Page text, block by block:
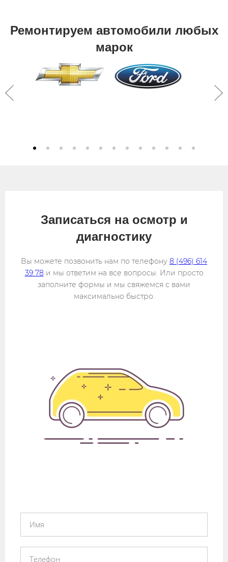
Ремонтируем автомобили любых
марок​
Записаться на осмотр и
диагностику
Вы можете позвонить нам по телефону 8 (496) 614
39 78 и мы ответим на все вопросы. Или просто
заполните формы и мы свяжемся с вами
максимально быстро.